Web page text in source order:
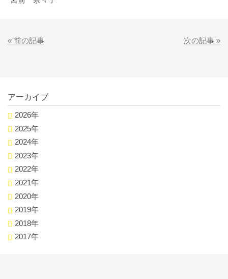
« 前の記事 次の記事 »
アーカイブ
2026年
2025年
2024年
2023年
2022年
2021年
2020年
2019年
2018年
2017年